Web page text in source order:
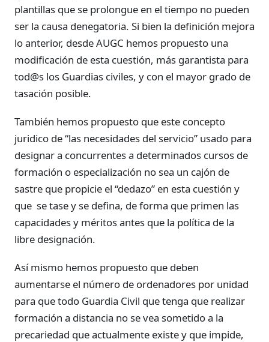
plantillas que se prolongue en el tiempo no pueden
ser la causa denegatoria. Si bien la definición mejora
lo anterior, desde AUGC hemos propuesto una
modificación de esta cuestión, más garantista para
tod@s los Guardias civiles, y con el mayor grado de
tasación posible.
También hemos propuesto que este concepto
juridico de “las necesidades del servicio” usado para
designar a concurrentes a determinados cursos de
formación o especialización no sea un cajón de
sastre que propicie el “dedazo” en esta cuestión y
que se tase y se defina, de forma que primen las
capacidades y méritos antes que la política de la
libre designación.
Así mismo hemos propuesto que deben
aumentarse el número de ordenadores por unidad
para que todo Guardia Civil que tenga que realizar
formación a distancia no se vea sometido a la
precariedad que actualmente existe y que impide,